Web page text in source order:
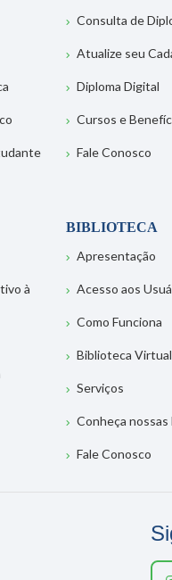
Consulta de
Atualize seu
Diploma Digital
Cursos e
Fale Conosco
à
BIBLIOTECA
Apresentação
Acesso aos
Como Funciona
Biblioteca Virtual
Serviços
Conheça
Fale Conosco